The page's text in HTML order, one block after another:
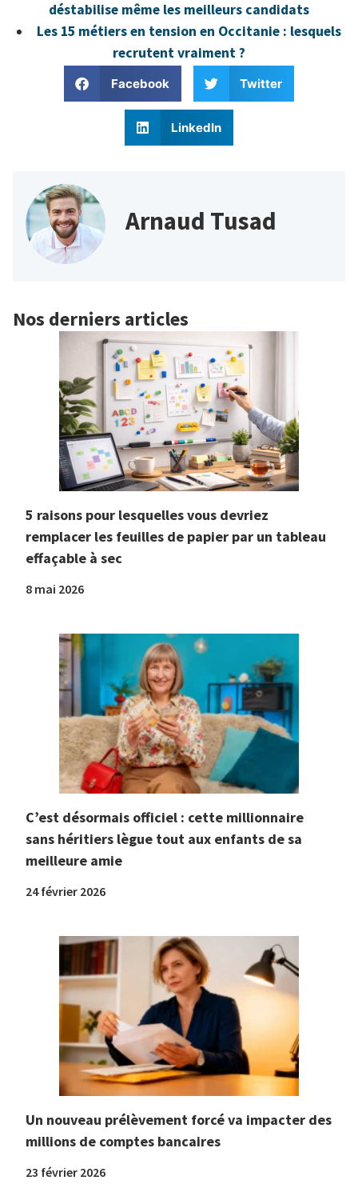
déstabilise même les meilleurs candidats
Les 15 métiers en tension en Occitanie : lesquels
recrutent vraiment ?
Facebook Twitter
LinkedIn
Arnaud Tusad
Nos derniers articles
5 raisons pour lesquelles vous devriez
remplacer les feuilles de papier par un tableau
effaçable à sec
8 mai 2026
C’est désormais officiel : cette millionnaire
sans héritiers lègue tout aux enfants de sa
meilleure amie
24 février 2026
Un nouveau prélèvement forcé va impacter des
millions de comptes bancaires
23 février 2026